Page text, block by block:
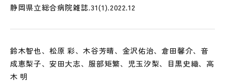
静岡県立総合病院雑誌.31(1).2022.12
鈴木智也、松原 彩、木谷芳晴、金沢佑治、倉田馨介、音
成恵梨子、安田大志、服部矩繁、児玉汐梨、目黒史織、高
木 明